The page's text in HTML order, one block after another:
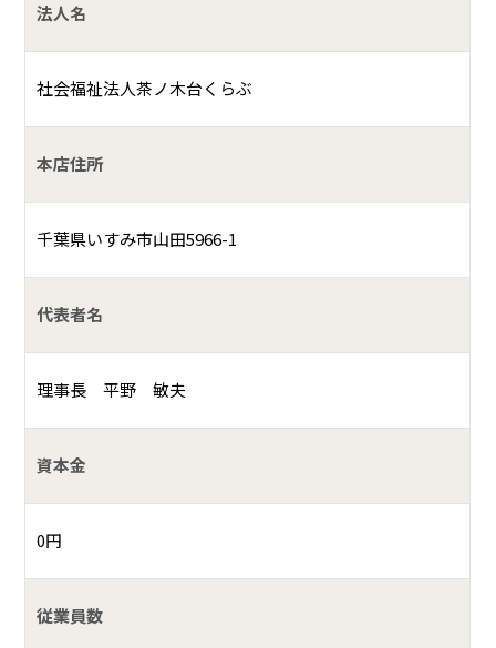
法人名
社会福祉法人茶ノ木台くらぶ
本店住所
千葉県いすみ市山田5966-1
代表者名
理事長 平野 敏夫
資本金
0円
従業員数